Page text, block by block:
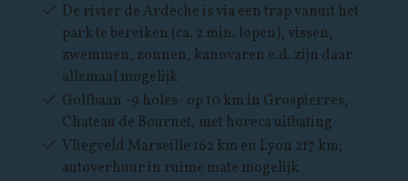
De rivier de Ardèche is via een trap vanuit het
park te bereiken (ca. 2 min. lopen), vissen,
zwemmen, zonnen, kanovaren e.d. zijn daar
allemaal mogelijk
Golfbaan -9 holes- op 10 km in Grospierres,
Chateau de Bournet, met horeca uitbating
Vliegveld Marseille 162 km en Lyon 217 km;
autoverhuur in ruime mate mogelijk